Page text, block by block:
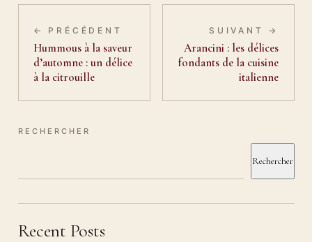
← PRÉCÉDENT
Hummous à la saveur
d’automne : un délice
à la citrouille
SUIVANT →
Arancini : les délices
fondants de la cuisine
italienne
RECHERCHER
Rechercher
Recent Posts